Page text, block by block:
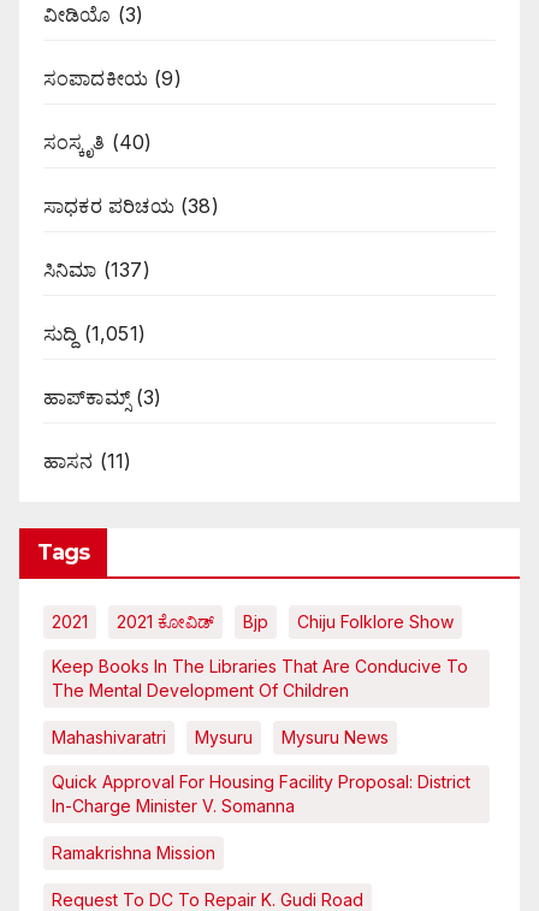
ವೀಡಿಯೊ (3)
ಸಂಪಾದಕೀಯ (9)
ಸಂಸ್ಕೃತಿ (40)
ಸಾಧಕರ ಪರಿಚಯ(38)
ಸಿನಿಮಾ (137)
ಸುದ್ದಿ (1,051)
ಹಾಪ್‌ಕಾಮ್ಸ್‌(3)
ಹಾಸನ (11)
Tags
2021 2021 ಕೋವಿಡ್‌ Bjp Chiju Folklore Show
Keep Books In The Libraries That Are Conducive To
The Mental Development Of Children
Mahashivaratri Mysuru Mysuru News
Quick Approval For Housing Facility Proposal: District
In-Charge Minister V. Somanna
Ramakrishna Mission
Request To DC To Repair K. Gudi Road